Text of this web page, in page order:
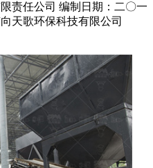
责任公司 编制日期：二〇一
天歌环保科技有限公司